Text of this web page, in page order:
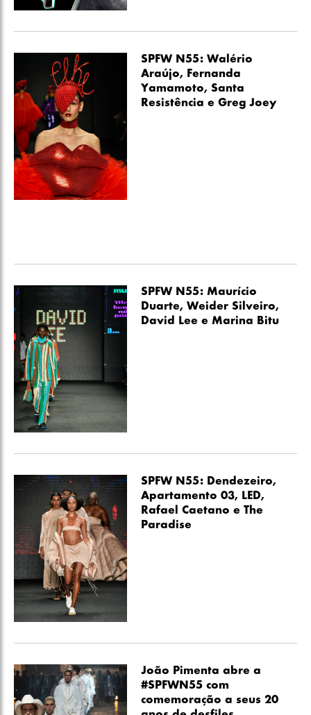
SPFW N55: Walério
Araújo, Fernanda
Yamamoto, Santa
Resistência e Greg Joey
SPFW N55: Maurício
Duarte, Weider Silveiro,
David Lee e Marina Bitu
SPFW N55: Dendezeiro,
Apartamento 03, LED,
Rafael Caetano e The
Paradise
João Pimenta abre a
#SPFWN55 com
comemoração a seus 20